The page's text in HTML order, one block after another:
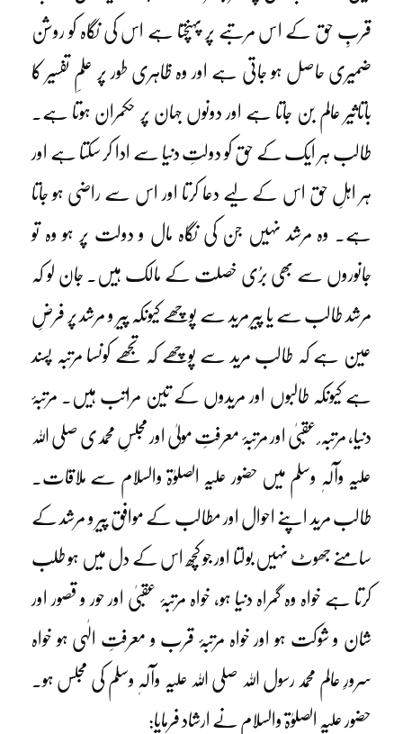
قربِ حق کے اس مرتبے پر پہنچتا ہے اس کی نگاہ کو روشن
ضمیری حاصل ہو جاتی ہے اور وہ ظاہری طور پر علمِ تفسیر کا
باتاثیر عالم بن جاتا ہے اور دونوں جہان پر حکمران ہوتا ہے۔
طالب ہر ایک کے حق کو دولتِ دنیا سے ادا کر سکتا ہے اور
ہر اہلِ حق اس کے لیے دعا کرتا اور اس سے راضی ہو جاتا
ہے۔ وہ مرشد نہیں جن کی نگاہ مال و دولت پر ہو وہ تو
جانوروں سے بھی برُی خصلت کے مالک ہیں۔ جان لو کہ
مرشد طالب سے یا پیر مرید سے پوچھے کیونکہ پیر و مرشد پر فرضِ
عین ہے کہ طالب مرید سے پوچھے کہ تجھے کونسا مرتبہ پسند
ہے کیونکہ طالبوں اور مریدوں کے تین مراتب ہیں۔ مرتبۂ
دنیا، مرتبہ ٔ عقبیٰ اور مرتبۂ معرفتِ مولیٰ اور مجلسِ محمدی صلی اللہ
علیہ وآلہٖ وسلم میں حضور علیہ الصلوٰۃ والسلام سے ملاقات۔
طالب مرید اپنے احوال اور مطالب کے موافق پیر و مرشد کے
سامنے جھوٹ نہیں بولتا اور جو کچھ اس کے دل میں ہو طلب
کرتا ہے خواہ وہ گمراہ دنیا ہو، خواہ مرتبۂ عقبیٰ اور حور و قصور اور
شان و شوکت ہو اور خواہ مرتبۂ قرب و معرفتِ الٰہی ہو خواہ
سرورِ عالم محمد رسول اللہ صلی اللہ علیہ وآلہٖ وسلم کی مجلس ہو۔
حضور علیہ الصلوٰۃ والسلام نے ارشاد فرمایا: